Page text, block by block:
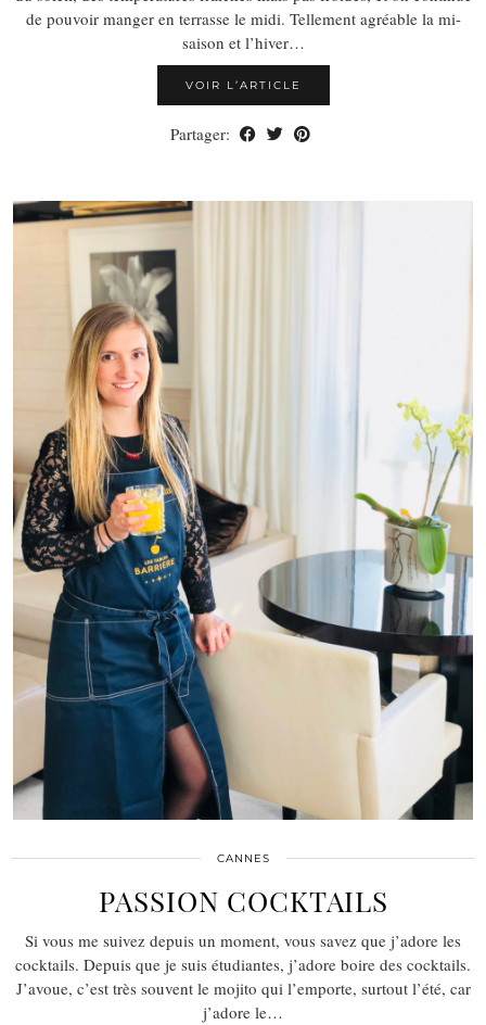
de pouvoir manger en terrasse le midi. Tellement agréable la mi-
saison et l’hiver…
VOIR L’ARTICLE
Partager:
CANNES
PASSION COCKTAILS
Si vous me suivez depuis un moment, vous savez que j’adore les
cocktails. Depuis que je suis étudiantes, j’adore boire des cocktails.
J’avoue, c’est très souvent le mojito qui l’emporte, surtout l’été, car
j’adore le…